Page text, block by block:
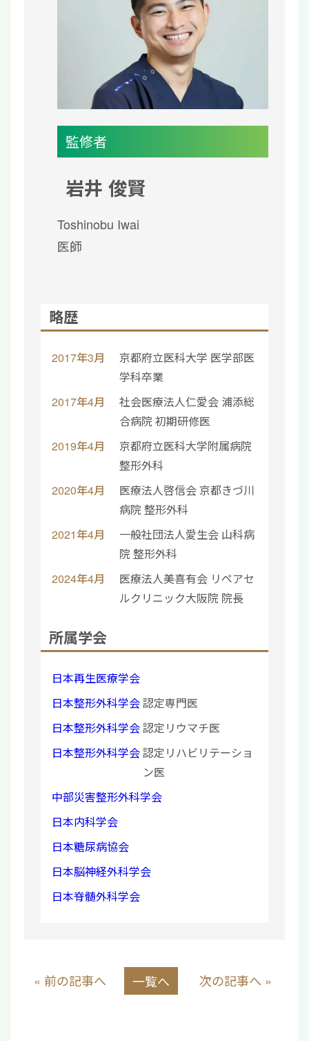
監修者
岩井 俊賢
Toshinobu Iwai
医師
略歴
2017年3月
京都府立医科大学 医学部医
学科卒業
2017年4月
社会医療法人仁愛会 浦添総
合病院 初期研修医
2019年4月
京都府立医科大学附属病院
整形外科
2020年4月
医療法人啓信会 京都きづ川
病院 整形外科
2021年4月
一般社団法人愛生会 山科病
院 整形外科
2024年4月
医療法人美喜有会 リペアセ
ルクリニック大阪院 院長
所属学会
日本再生医療学会
日本整形外科学会認定専門医
日本整形外科学会認定リウマチ医
日本整形外科学会認定リハビリテーショ
ン医
中部災害整形外科学会
日本内科学会
日本糖尿病協会
日本脳神経外科学会
日本脊髄外科学会
« 前の記事へ 一覧へ 次の記事へ »